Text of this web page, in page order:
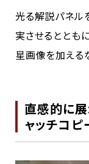
光る解説パネル
実させるととも
星画像を加える
直感的に
ャッチコピ